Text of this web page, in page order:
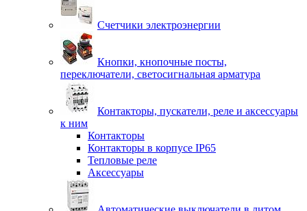
Счетчики электроэнергии
Кнопки, кнопочные посты,
переключатели, светосигнальная арматура
Контакторы, пускатели, реле и аксессуары
к ним
Контакторы
Контакторы в корпусе IP65
Тепловые реле
Аксессуары